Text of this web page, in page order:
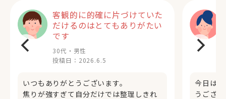
客観的に的確に片づけていた
だけるのはとてもありがたい
です
30代・男性
投稿日： 2026.6.5
いつもありがとうございます。
焦りが強すぎて自分だけでは整理しきれ
今日は
うござ